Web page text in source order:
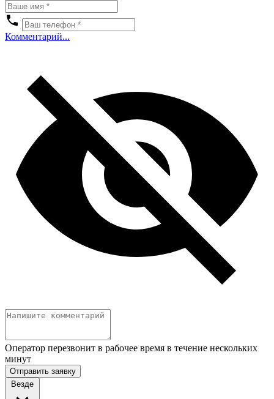
Комментарий...
Оператор перезвонит в рабочее время в течение нескольких
минут
Отправить заявку
Везде